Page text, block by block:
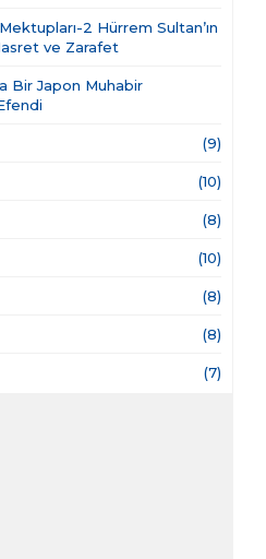
2 Hürrem Sultan’ın
ve Zarafet
Bir Japon Muhabir
(9)
(10)
(8)
(10)
(8)
(8)
(7)